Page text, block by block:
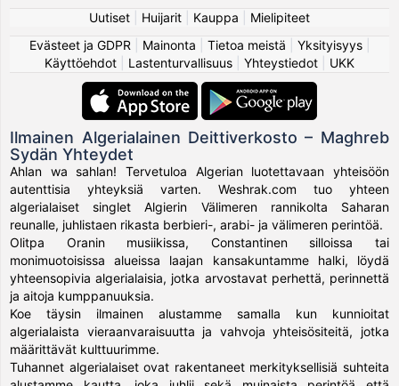
Uutiset Huijarit Kauppa
Mielipiteet
Evästeet ja GDPR
Mainonta Tietoa meistä Yksityisyys|
Käyttöehdot
Lastenturvallisuus Yhteystiedot UKK
Ilmainen Algerialainen Deittiverkosto – Maghreb
Sydän Yhteydet
Ahlan wa sahlan! Tervetuloa Algerian luotettavaan yhteisöön
autenttisia yhteyksiä varten. Weshrak.com tuo yhteen
algerialaiset singlet Algierin Välimeren rannikolta Saharan
reunalle, juhlistaen rikasta berbieri-, arabi- ja välimeren perintöä.
Olitpa Oranin musiikissa, Constantinen silloissa tai
monimuotoisissa alueissa laajan kansakuntamme halki, löydä
yhteensopivia algerialaisia, jotka arvostavat perhettä, perinnettä
ja aitoja kumppanuuksia.
Koe täysin ilmainen alustamme samalla kun kunnioitat
algerialaista vieraanvaraisuutta ja vahvoja yhteisösiteitä, jotka
määrittävät kulttuurimme.
Tuhannet algerialaiset ovat rakentaneet merkityksellisiä suhteita